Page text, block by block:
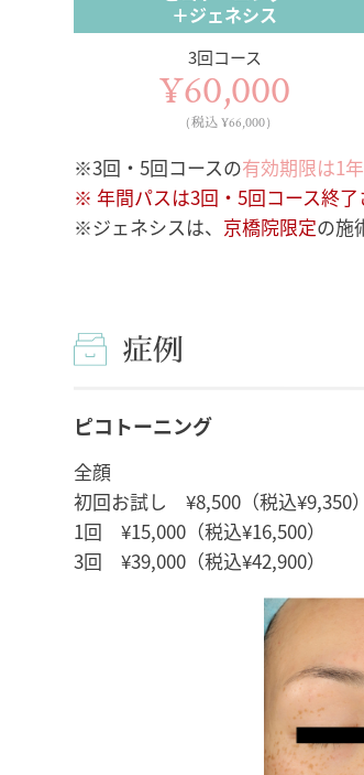
＋ジェネシス
3回コース
¥60,000
（税込 ¥66,000）
※3回・5回コースの有効期限は1
※ 年間パスは3回・5回コース終了
※ジェネシスは、 京橋院限定の施
症例
ピコトーニング
全顔
初回お試し ¥8,500（税込¥9,350）
1回 ¥15,000（税込¥16,500）
3回 ¥39,000（税込¥42,900）